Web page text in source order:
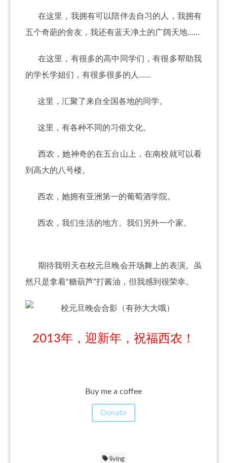
在这里，我拥有可以陪伴去自习的人，我拥有
五个奇葩的舍友，我还有蓝天净土的广阔天地……
在这里，有很多的高中同学们，有很多帮助我
的学长学姐们，有很多很多的人……
这里，汇聚了来自全国各地的同学。
这里，有各种不同的习俗文化。
西农，她神奇的在五台山上，在南校就可以看
到高大的八号楼。
西农，她拥有亚洲第一的葡萄酒学院。
西农，我们生活的地方。我们另外一个家。
期待我明天在校元旦晚会开场舞上的表演。虽
然只是拿着“糖葫芦”打酱油，但我感到很荣幸。
2013年，迎新年，祝福西农！
Buy me a coffee
Donate
living